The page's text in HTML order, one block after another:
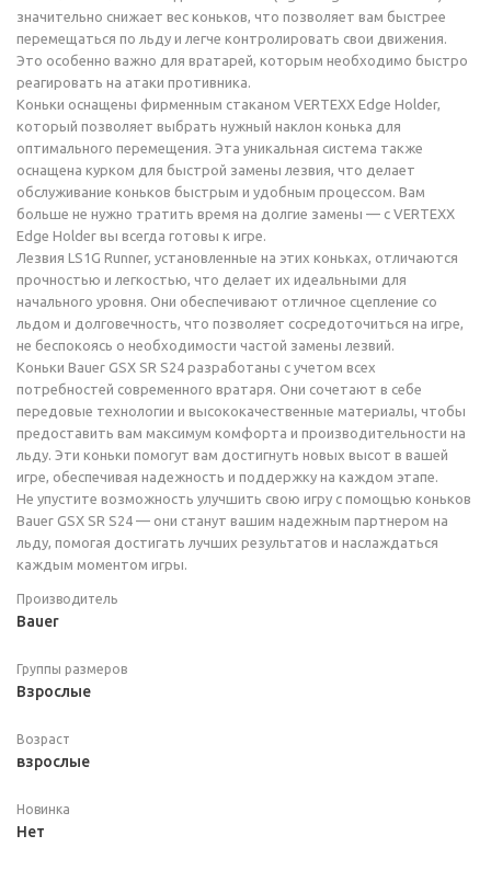
значительно снижает вес коньков, что позволяет вам быстрее
перемещаться по льду и легче контролировать свои движения.
Это особенно важно для вратарей, которым необходимо быстро
реагировать на атаки противника.
Коньки оснащены фирменным стаканом VERTEXX Edge Holder,
который позволяет выбрать нужный наклон конька для
оптимального перемещения. Эта уникальная система также
оснащена курком для быстрой замены лезвия, что делает
обслуживание коньков быстрым и удобным процессом. Вам
больше не нужно тратить время на долгие замены — с VERTEXX
Edge Holder вы всегда готовы к игре.
Лезвия LS1G Runner, установленные на этих коньках, отличаются
прочностью и легкостью, что делает их идеальными для
начального уровня. Они обеспечивают отличное сцепление со
льдом и долговечность, что позволяет сосредоточиться на игре,
не беспокоясь о необходимости частой замены лезвий.
Коньки Bauer GSX SR S24 разработаны с учетом всех
потребностей современного вратаря. Они сочетают в себе
передовые технологии и высококачественные материалы, чтобы
предоставить вам максимум комфорта и производительности на
льду. Эти коньки помогут вам достигнуть новых высот в вашей
игре, обеспечивая надежность и поддержку на каждом этапе.
Не упустите возможность улучшить свою игру с помощью коньков
Bauer GSX SR S24 — они станут вашим надежным партнером на
льду, помогая достигать лучших результатов и наслаждаться
каждым моментом игры.
Производитель
Bauer
Группы размеров
Взрослые
Возраст
взрослые
Новинка
Нет